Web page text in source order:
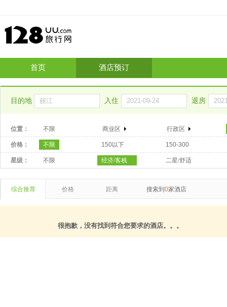
首页 酒店预订
目的地 入住 退房
位置： 不限 商业区 行政区
价格： 不限 150以下 150-300
星级： 不限 经济/客栈 二星/舒适
综合推荐 价格 距离 搜索到 0家酒店
很抱歉，没有找到符合您要求的酒店。。。